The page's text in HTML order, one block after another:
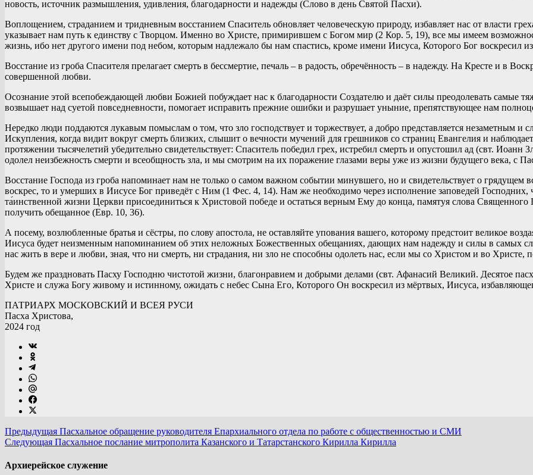
новость, источник размышления, удивления, благодарности и надежды (Слово в день Святой Пасхи).
Воплощением, страданием и тридневным восстанием Спаситель обновляет человеческую природу, избавляет нас от власти
указывает нам путь к единству с Творцом. Именно во Христе, примирившем с Богом мир (2 Кор. 5, 19), все мы имеем
жизнь, ибо нет другого имени под небом, которым надлежало бы нам спастись, кроме имени Иисуса, Которого Бог воскресил
Восстание из гроба Спасителя прелагает смерть в бессмертие, печаль – в радость, обречённость – в надежду. На Кресте и в
совершенной любви.
Осознание этой всепобеждающей любви Божией побуждает нас к благодарности Создателю и даёт силы преодолевать самые
возвышает над суетой повседневности, помогает исправить прежние ошибки и разрушает уныние, препятствующее нам
Нередко люди поддаются лукавым помыслам о том, что зло господствует и торжествует, а добро представляется незаметным
Искупления, когда видит вокруг смерть близких, слышит о вечности мучений для грешников со страниц Евангелия и
протяжении тысячелетий убедительно свидетельствует: Спаситель победил грех, истребил смерть и опустошил ад (свт. Иоанн
одолел неизбежность смерти и всеобщность зла, и мы смотрим на их поражение глазами веры уже из жизни будущего века, с
Восстание Господа из гроба напоминает нам не только о самом важном событии минувшего, но и свидетельствует о
воскрес, то и умерших в Иисусе Бог приведёт с Ним (1 Фес. 4, 14). Нам же необходимо через исполнение заповедей Господних,
та́инственной жизни Церкви присоединиться к Христовой победе и остаться верным Ему до конца, памятуя слова
получить обещанное (Евр. 10, 36).
А посему, возлюбленные братья и сёстры, по слову апостола, не оставляйте упования вашего, которому предстоит великое
Иисуса будет неизменным напоминанием об этих неложных Божественных обещаниях, дающих нам надежду и силы в самых
нас жить в вере и любви, зная, что ни смерть, ни страдания, ни зло не способны одолеть нас, если мы со Христом и во Христе,
Будем же праздновать Пасху Господню чистотой жизни, благонравием и добрыми делами (свт. Афанасий Великий. Десятое
Христе и служа Богу живому и истинному, ожидать с небес Сына Его, Которого Он воскресил из мёртвых, Иисуса,
ПАТРИАРХ МОСКОВСКИЙ И ВСЕЯ РУСИ
Пасха Христова,
2024 год
Предыдущая Пасхальное обращение руководителя Епархиального отдела по работе с общественностью и СМИ
Следующая Пасхальное послание митрополита Казанского и Татарстанского Кирилла Кирилла
Архиерейское служение